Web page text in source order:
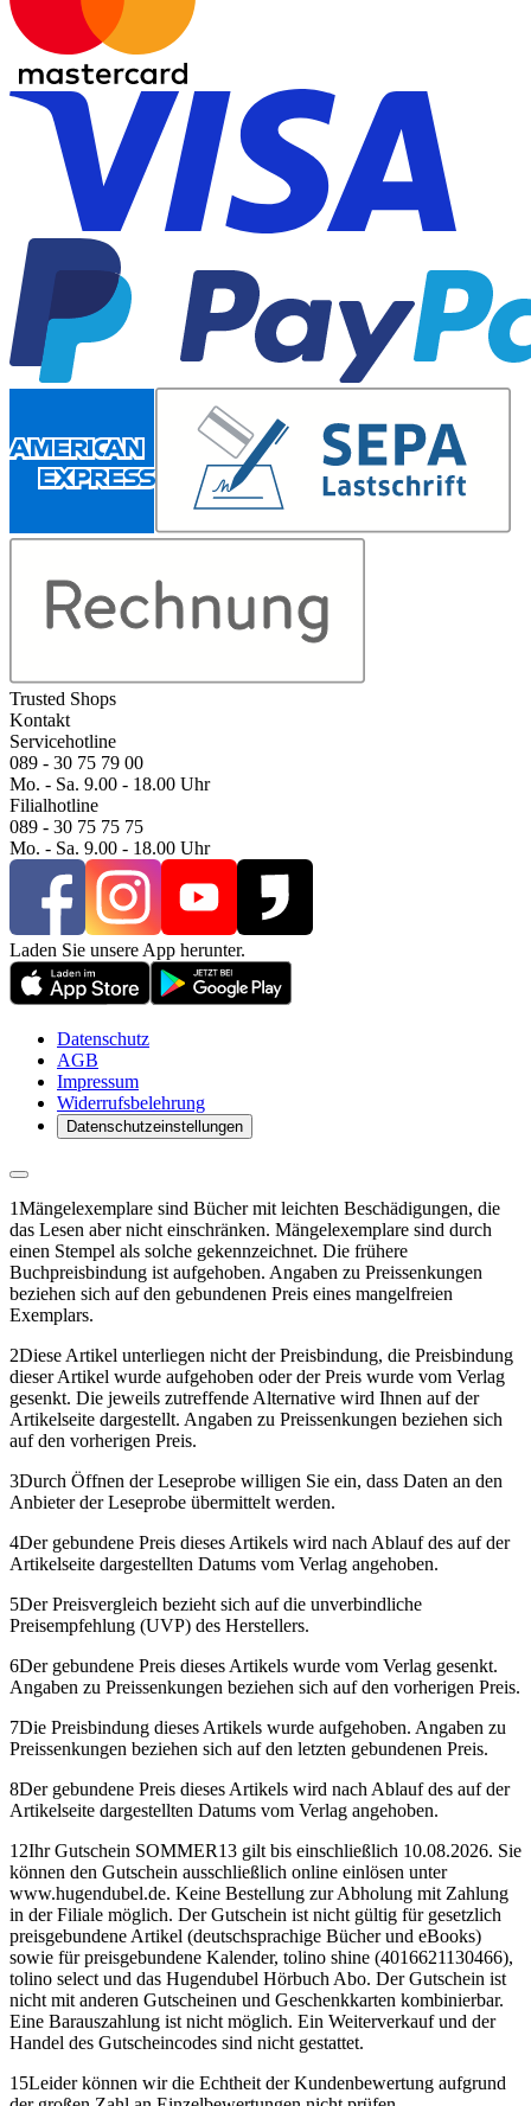
Trusted Shops
Kontakt
Servicehotline
089 - 30 75 79 00
Mo. - Sa. 9.00 - 18.00 Uhr
Filialhotline
089 - 30 75 75 75
Mo. - Sa. 9.00 - 18.00 Uhr
Laden Sie unsere App herunter.
Datenschutz
AGB
Impressum
Widerrufsbelehrung
Datenschutzeinstellungen
1Mängelexemplare sind Bücher mit leichten Beschädigungen, die
das Lesen aber nicht einschränken. Mängelexemplare sind durch
einen Stempel als solche gekennzeichnet. Die frühere
Buchpreisbindung ist aufgehoben. Angaben zu Preissenkungen
beziehen sich auf den gebundenen Preis eines mangelfreien
Exemplars.
2Diese Artikel unterliegen nicht der Preisbindung, die Preisbindung
dieser Artikel wurde aufgehoben oder der Preis wurde vom Verlag
gesenkt. Die jeweils zutreffende Alternative wird Ihnen auf der
Artikelseite dargestellt. Angaben zu Preissenkungen beziehen sich
auf den vorherigen Preis.
3Durch Öffnen der Leseprobe willigen Sie ein, dass Daten an den
Anbieter der Leseprobe übermittelt werden.
4Der gebundene Preis dieses Artikels wird nach Ablauf des auf der
Artikelseite dargestellten Datums vom Verlag angehoben.
5Der Preisvergleich bezieht sich auf die unverbindliche
Preisempfehlung (UVP) des Herstellers.
6Der gebundene Preis dieses Artikels wurde vom Verlag gesenkt.
Angaben zu Preissenkungen beziehen sich auf den vorherigen Preis.
7Die Preisbindung dieses Artikels wurde aufgehoben. Angaben zu
Preissenkungen beziehen sich auf den letzten gebundenen Preis.
8Der gebundene Preis dieses Artikels wird nach Ablauf des auf der
Artikelseite dargestellten Datums vom Verlag angehoben.
12Ihr Gutschein SOMMER13 gilt bis einschließlich 10.08.2026. Sie
können den Gutschein ausschließlich online einlösen unter
www.hugendubel.de. Keine Bestellung zur Abholung mit Zahlung
in der Filiale möglich. Der Gutschein ist nicht gültig für gesetzlich
preisgebundene Artikel (deutschsprachige Bücher und eBooks)
sowie für preisgebundene Kalender, tolino shine (4016621130466),
tolino select und das Hugendubel Hörbuch Abo. Der Gutschein ist
nicht mit anderen Gutscheinen und Geschenkkarten kombinierbar.
Eine Barauszahlung ist nicht möglich. Ein Weiterverkauf und der
Handel des Gutscheincodes sind nicht gestattet.
15Leider können wir die Echtheit der Kundenbewertung aufgrund